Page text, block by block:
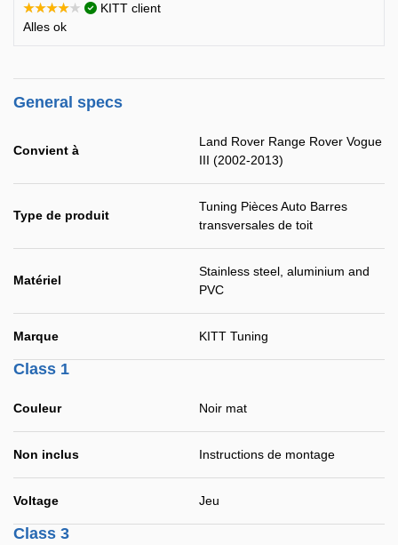
★★★★★
KITT client
Alles ok
General specs
Convient à
Land Rover Range Rover Vogue
III (2002-2013)
Type de produit
Tuning Pièces Auto Barres
transversales de toit
Matériel
Stainless steel, aluminium and
PVC
Marque KITT Tuning
Class 1
Couleur Noir mat
Non inclus Instructions de montage
Voltage Jeu
Class 3